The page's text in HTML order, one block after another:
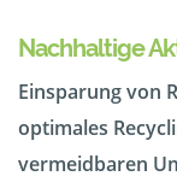
Nachhaltige
Einsparung von
optimales
vermeidbaren